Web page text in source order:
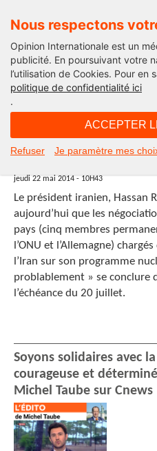
Nous respectons
Opinion Internationale est un
publicité. En poursuivant votre
l’utilisation de Cookies. Pour en
politique de confidentialité ici
.
ACCEPTER
Refuser Je paramètre mes
Hassan Rohani :
probable » sur le
jeudi 22 mai 2014 - 10H43
Le président iranien, Hassan
aujourd’hui que les
pays (cinq membres
l’ONU et l’Allemagne)
l’Iran sur son programme
problablement » se conclure
l’échéance du 20 juillet.
Soyons solidaires avec
courageuse et
Michel Taube sur Cnews